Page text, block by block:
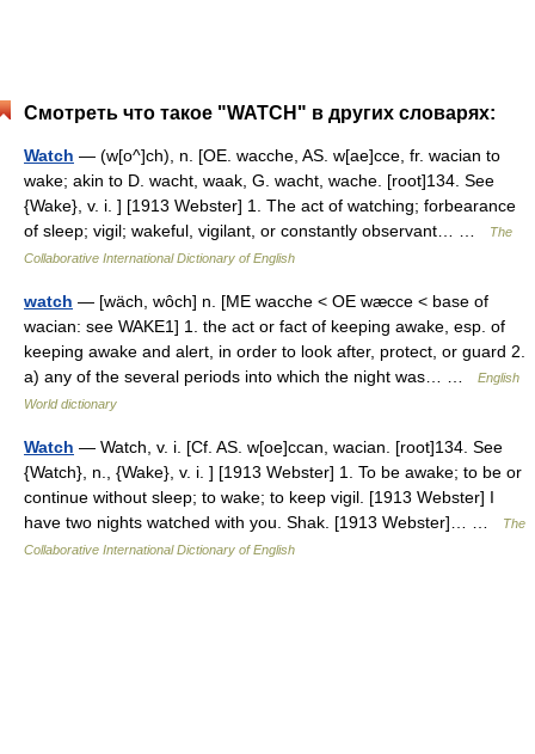
Смотреть что такое "WATCH" в других словарях:
Watch — (w[o^]ch), n. [OE. wacche, AS. w[ae]cce, fr. wacian to
wake; akin to D. wacht, waak, G. wacht, wache. [root]134. See
{Wake}, v. i. ] [1913 Webster] 1. The act of watching; forbearance
of sleep; vigil; wakeful, vigilant, or constantly observant… …
The
Collaborative International Dictionary of English
watch — [wäch, wôch] n. [ME wacche < OE wæcce < base of
wacian: see WAKE1] 1. the act or fact of keeping awake, esp. of
keeping awake and alert, in order to look after, protect, or guard 2.
a) any of the several periods into which the night was… …
English
World dictionary
Watch — Watch, v. i. [Cf. AS. w[oe]ccan, wacian. [root]134. See
{Watch}, n., {Wake}, v. i. ] [1913 Webster] 1. To be awake; to be or
continue without sleep; to wake; to keep vigil. [1913 Webster] I
have two nights watched with you. Shak. [1913 Webster]… …
The
Collaborative International Dictionary of English